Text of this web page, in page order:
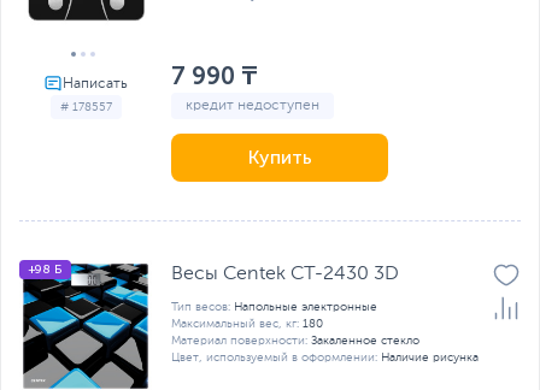
# 178557
7 990 ₸
кредит недоступен
Купить
+98 Б Весы Centek CT-2430 3D
Тип весов: Напольные электронные
Максимальный вес, кг: 180
Материал поверхности: Закаленное стекло
Цвет, используемый в оформлении: Наличие рисунка